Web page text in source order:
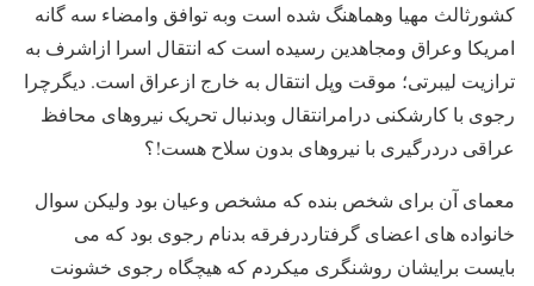
کشورثالث مهیا وهماهنگ شده است وبه توافق وامضاء سه گانه
امریکا وعراق ومجاهدین رسیده است که انتقال اسرا ازاشرف به
ترازیت لیبرتی؛ موقت وپل انتقال به خارج ازعراق است. دیگرچرا
رجوی با کارشکنی درامرانتقال وبدنبال تحریک نیروهای محافظ
عراقی دردرگیری با نیروهای بدون سلاح هست!؟
معمای آن برای شخص بنده که مشخص وعیان بود ولیکن سوال
خانواده های اعضای گرفتاردرفرقه بدنام رجوی بود که می
بایست برایشان روشنگری میکردم که هیچگاه رجوی خشونت